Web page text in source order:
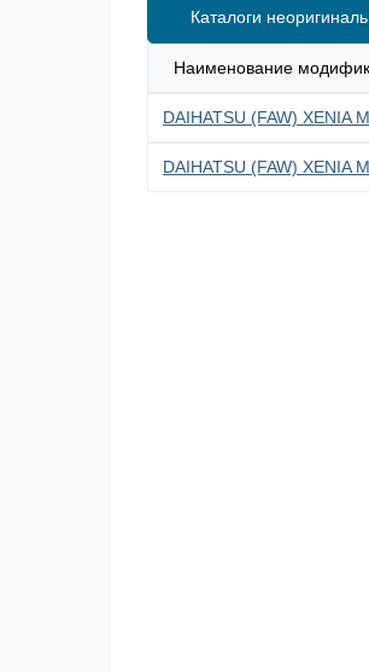
Каталоги
Наименование
DAIHATSU (FAW) XENIA
DAIHATSU (FAW) XENIA